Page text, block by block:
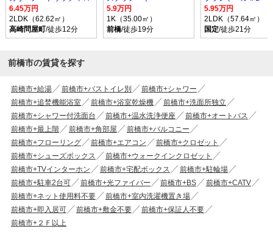
6.45万円
2LDK（62.62㎡）
高崎問屋町/徒歩12分
5.9万円
1K（35.00㎡）
前橋/徒歩19分
5.95万円
2LDK（57.64㎡）
国定/徒歩21分
前橋市の賃貸を探す
前橋市+給湯 前橋市+バストイレ別
前橋市+シャワー
前橋市+追焚機能浴室
前橋市+浴室乾燥機
前橋市+洗面所独立
前橋市+シャワー付洗面台
前橋市+温水洗浄便座
前橋市+オートバス
前橋市+最上階
前橋市+角部屋
前橋市+バルコニー
前橋市+フローリング
前橋市+エアコン
前橋市+クロゼット
前橋市+シューズボックス
前橋市+ウォークインクロゼット
前橋市+TVインターホン
前橋市+宅配ボックス
前橋市+駐輪場
前橋市+駐車2台可
前橋市+光ファイバー 前橋市+BS
前橋市+CATV
前橋市+ネット使用料不要
前橋市+室内洗濯機置き場
前橋市+即入居可
前橋市+敷金不要
前橋市+保証人不要
前橋市+２Ｆ以上